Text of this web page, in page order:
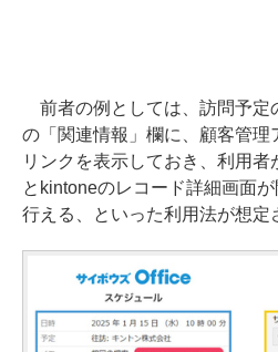
前者の例としては、訪問予定
の「関連情報」欄に、顧客管理
リンクを表示しておき、利用者
とkintoneのレコード詳細画面
行える、といった利用法が想定